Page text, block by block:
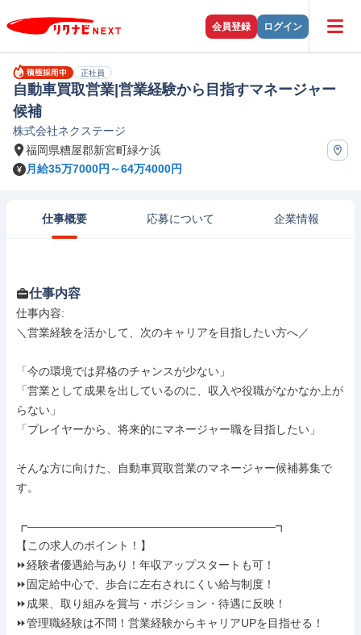
会員登録 ログイン
正社員
自動車買取営業|営業経験から目指すマネージャー
候補
株式会社ネクステージ
福岡県糟屋郡新宮町緑ケ浜
月給35万7000円～64万4000円
仕事概要 応募について 企業情報
仕事内容
仕事内容:
＼営業経験を活かして、次のキャリアを目指したい方へ／
「今の環境では昇格のチャンスが少ない」
「営業として成果を出しているのに、収入や役職がなかなか上が
らない」
「プレイヤーから、将来的にマネージャー職を目指したい」
そんな方に向けた、自動車買取営業のマネージャー候補募集で
す。
┏――――――――――――――――――――――┓
【この求人のポイント！】
⏩️経験者優遇給与あり！年収アップスタートも可！
⏩️固定給中心で、歩合に左右されにくい給与制度！
⏩️成果、取り組みを賞与・ポジション・待遇に反映！
⏩️管理職経験は不問！営業経験からキャリアUPを目指せる！